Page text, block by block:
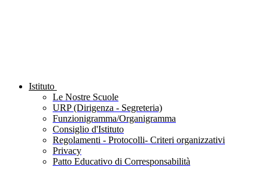
Istituto
Le Nostre Scuole
URP (Dirigenza - Segreteria)
Funzionigramma/Organigramma
Consiglio d'Istituto
Regolamenti - Protocolli- Criteri organizzativi
Privacy
Patto Educativo di Corresponsabilità